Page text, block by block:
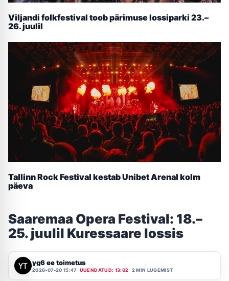
Viljandi folkfestival toob pärimuse lossiparki 23.–
26. juulil
Tallinn Rock Festival kestab Unibet Arenal kolm
päeva
Saaremaa Opera Festival: 18.–
25. juulil Kuressaare lossis
yg6 ee toimetus
2026-07-20 15:47 UUENDATUD: 13:02 2 MIN LUGEMIST